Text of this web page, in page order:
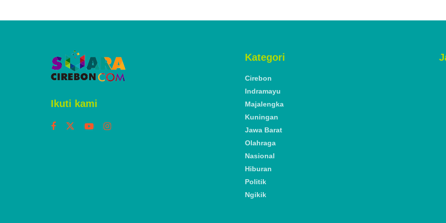
Ikuti kami
Kategori
Cirebon
Indramayu
Majalengka
Kuningan
Jawa Barat
Olahraga
Nasional
Hiburan
Politik
Ngikik